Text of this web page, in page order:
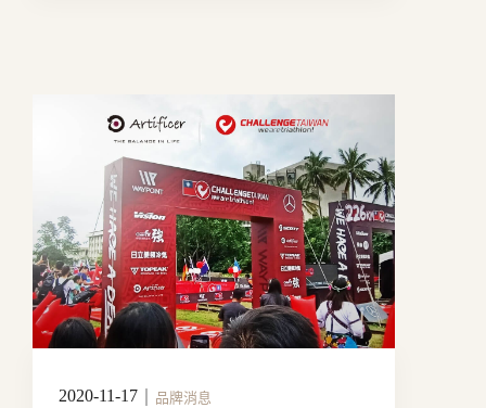
2020-11-17 品牌消息